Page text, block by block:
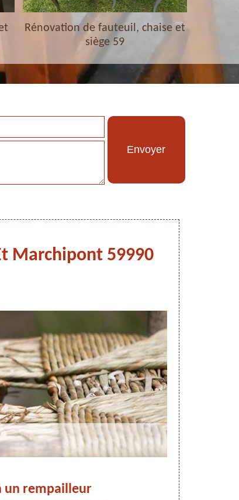
Rénovation de fauteuil, chaise et
siège 59
Marchipont 59990
un rempailleur